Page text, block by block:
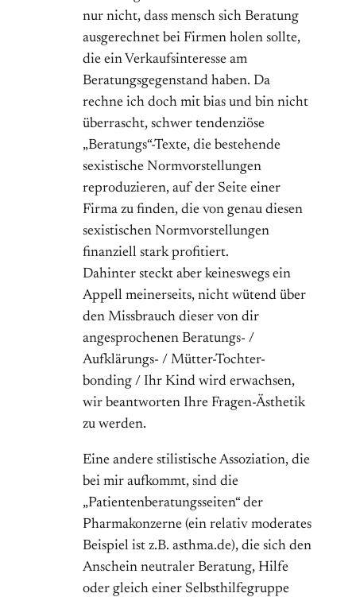
nur nicht, dass mensch sich Beratung
ausgerechnet bei Firmen holen sollte,
die ein Verkaufsinteresse am
Beratungsgegenstand haben. Da
rechne ich doch mit bias und bin nicht
überrascht, schwer tendenziöse
„Beratungs“-Texte, die bestehende
sexistische Normvorstellungen
reproduzieren, auf der Seite einer
Firma zu finden, die von genau diesen
sexistischen Normvorstellungen
finanziell stark profitiert.
Dahinter steckt aber keineswegs ein
Appell meinerseits, nicht wütend über
den Missbrauch dieser von dir
angesprochenen Beratungs- /
Aufklärungs- / Mütter-Tochter-
bonding / Ihr Kind wird erwachsen,
wir beantworten Ihre Fragen-Ästhetik
zu werden.
Eine andere stilistische Assoziation, die
bei mir aufkommt, sind die
„Patientenberatungsseiten“ der
Pharmakonzerne (ein relativ moderates
Beispiel ist z.B. asthma.de), die sich den
Anschein neutraler Beratung, Hilfe
oder gleich einer Selbsthilfegruppe